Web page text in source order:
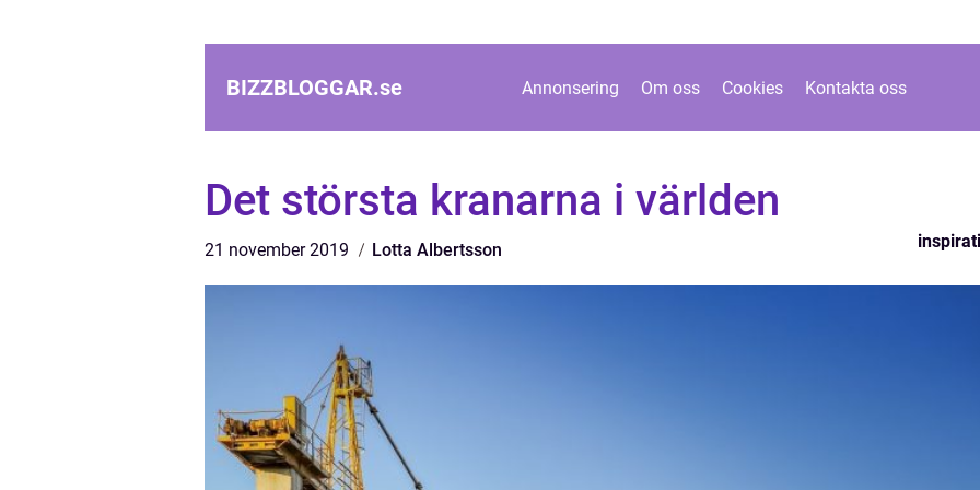
BIZZBLOGGAR.se Annonsering Om oss Cookies Kontakta oss
Det största kranarna i världen
21 november 2019 Lotta Albertsson